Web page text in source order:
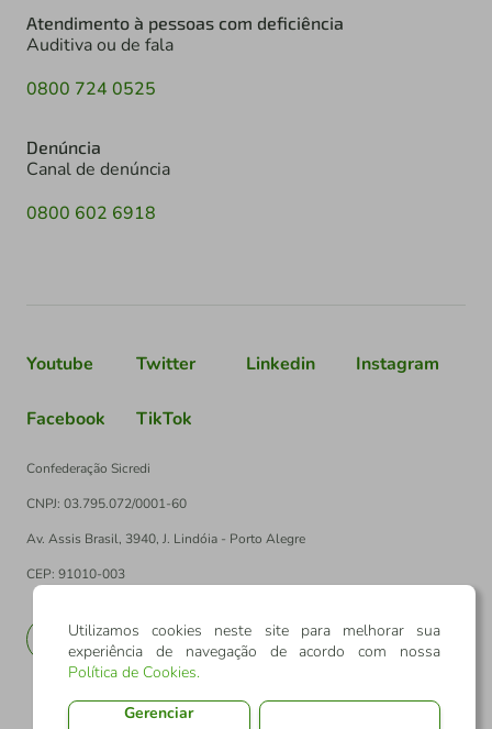
Atendimento à pessoas com deficiência
Auditiva ou de fala
0800 724 0525
Denúncia
Canal de denúncia
0800 602 6918
Youtube Twitter Linkedin Instagram
Facebook TikTok
Confederação Sicredi
CNPJ: 03.795.072/0001-60
Av. Assis Brasil, 3940, J. Lindóia - Porto Alegre
CEP: 91010-003
EN
Utilizamos cookies neste site para melhorar sua
experiência de navegação de acordo com nossa
Política de Cookies.
Gerenciar